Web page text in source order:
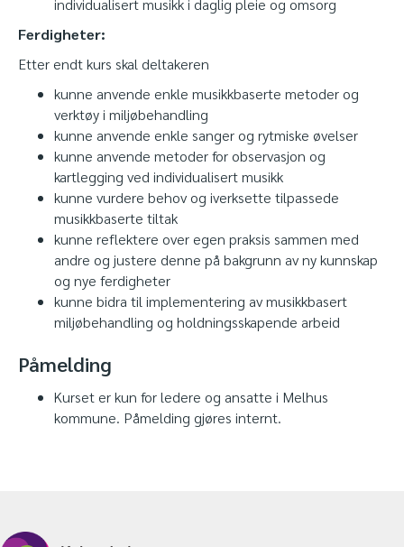
individualisert musikk i daglig pleie og omsorg
Ferdigheter:
Etter endt kurs skal deltakeren
kunne anvende enkle musikkbaserte metoder og
verktøy i miljøbehandling
kunne anvende enkle sanger og rytmiske øvelser
kunne anvende metoder for observasjon og
kartlegging ved individualisert musikk
kunne vurdere behov og iverksette tilpassede
musikkbaserte tiltak
kunne reflektere over egen praksis sammen med
andre og justere denne på bakgrunn av ny kunnskap
og nye ferdigheter
kunne bidra til implementering av musikkbasert
miljøbehandling og holdningsskapende arbeid
Påmelding
Kurset er kun for ledere og ansatte i Melhus
kommune. Påmelding gjøres internt.